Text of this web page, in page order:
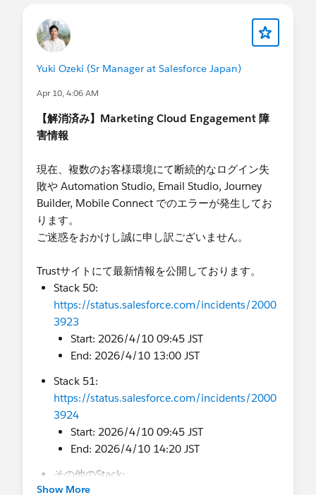
ー製品) による連携をご利用の場合
ご利用の製品が、SOAP API login() 以外の認証方
式（OAuth 2.0 など）に対応しているかをご確認
いただく必要がございます。お手数ですが、製品
廃止に伴う影響の有無」および「代替の認証方式
への切り替え手順」についてお問い合わせくださ
い。
・お客様独自開発のカスタム連携（プログラム）
をご利用の場合
以下の手順での移行を推奨いたします。
外部クライアントアプリケーション (External
Client Apps) 定義を作成し、OAuth 2.0 の設定
各カスタム連携のプログラム側の認証フロー
を、SOAP API login() から OAuth 2.0 認証を利
用するように再設計・改修を行う。
Q：イベントモニタリングで確認するにはどうした
「API 合計使用量」イベントログをご利用いただく
ことで、SOAP API login() を使用しているアプリ
ケーションをご確認いただくことが可能でござい
ます。
API 合計使用量
い合わせをお願いいたします。
弊社営業担当までお問い合わせいただければと存
じます。
これらの資料が、日頃の業務に少しでもお役に立
てば大変幸いです。
今後とも、皆さまの業務に役に立つ企画を進めて
まいります。どうぞお楽しみに！
Salesforce サポートチーム
Yuki Ozeki (Sr Manager at Salesforce Japan)
Apr 10, 4:06 AM
【解消済み】Marketing Cloud Engagement 障
害情報
現在、複数のお客様環境にて断続的なログイン失
敗や Automation Studio, Email Studio, Journey
Builder, Mobile Connect でのエラーが発生してお
ります。
ご迷惑をおかけし誠に申し訳ございません。
Trustサイトにて最新情報を公開しております。
Stack 50:
https://status.salesforce.com/incidents/2000
3923
Start: 2026/4/10 09:45 JST
End: 2026/4/10 13:00 JST
Stack 51:
https://status.salesforce.com/incidents/2000
3924
Start: 2026/4/10 09:45 JST
End: 2026/4/10 14:20 JST
その他のStack:
https://status.salesforce.com/incidents/2000
Show More